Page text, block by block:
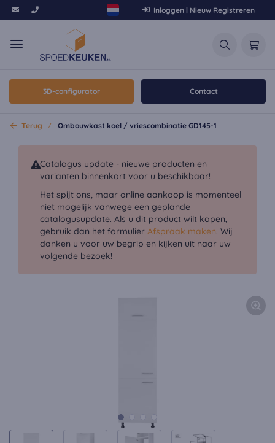
Inloggen | Nieuw Registreren
3D-configurator Contact
Terug Ombouwkast koel / vriescombinatie GD145-1
Catalogus update - nieuwe producten en
varianten binnenkort voor u beschikbaar!
Het spijt ons, maar online aankoop is momenteel
niet mogelijk vanwege een geplande
catalogusupdate. Als u dit product wilt kopen,
gebruik dan het formulier Afspraak maken. Wij
danken u voor uw begrip en kijken uit naar uw
volgende bezoek!